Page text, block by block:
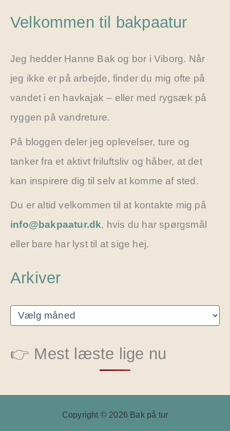
Velkommen til bakpaatur
Jeg hedder Hanne Bak og bor i Viborg. Når
jeg ikke er på arbejde, finder du mig ofte på
vandet i en havkajak – eller med rygsæk på
ryggen på vandreture.
På bloggen deler jeg oplevelser, ture og
tanker fra et aktivt friluftsliv og håber, at det
kan inspirere dig til selv at komme af sted.
Du er altid velkommen til at kontakte mig på
info@bakpaatur.dk, hvis du har spørgsmål
eller bare har lyst til at sige hej.
Arkiver
A
v
e
👉 Mest læste lige nu
Copyright © 2026 Bak på tur